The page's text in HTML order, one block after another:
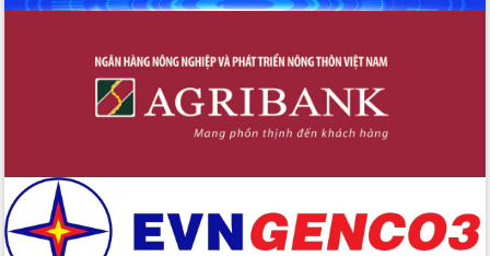
hành cùng nông dân dân, doanh nghiệp
Giai đoạn 2026-2030, Đắk Lắk phấn
đấu có 77% xã đạt chuẩn nông thôn
Triển khai đồng bộ đo đạc, lập hồ sơ
địa chính, hoàn thiện cơ sở dữ liệu đất
đai